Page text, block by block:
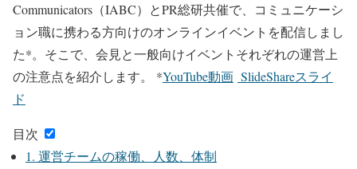
Communicators（IABC）とPR総研共催で、コミュニケーシ
ョン職に携わる方向けのオンラインイベントを配信しまし
た*。そこで、会見と一般向けイベントそれぞれの運営上
の注意点を紹介します。 *YouTube動画 SlideShareスライ
ド
目次
1. 運営チームの稼働、人数、体制